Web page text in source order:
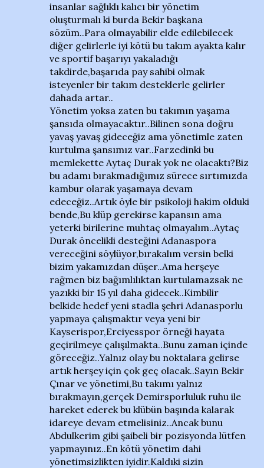
insanlar sağlıklı kalıcı bir yönetim
oluşturmalı ki burda Bekir başkana
sözüm..Para olmayabilir elde edilebilecek
diğer gelirlerle iyi kötü bu takım ayakta kalır
ve sportif başarıyı yakaladığı
takdirde,başarıda pay sahibi olmak
isteyenler bir takım desteklerle gelirler
dahada artar..
Yönetim yoksa zaten bu takımın yaşama
şansıda olmayacaktır..Bilinen sona doğru
yavaş yavaş gideceğiz ama yönetimle zaten
kurtulma şansımız var..Farzedinki bu
memlekette Aytaç Durak yok ne olacaktı?Biz
bu adamı bırakmadığımız sürece sırtımızda
kambur olarak yaşamaya devam
edeceğiz..Artık öyle bir psikoloji hakim olduki
bende,Bu klüp gerekirse kapansın ama
yeterki birilerine muhtaç olmayalım..Aytaç
Durak öncelikli desteğini Adanaspora
vereceğini söylüyor,bırakalım versin belki
bizim yakamızdan düşer..Ama herşeye
rağmen biz bağımlılıktan kurtulamazsak ne
yazıkki bir 15 yıl daha gidecek..Kimbilir
belkide hedef yeni stadla şehri Adanasporlu
yapmaya çalışmaktır veya yeni bir
Kayserispor,Erciyesspor örneği hayata
geçirilmeye çalışılmakta..Bunu zaman içinde
göreceğiz..Yalnız olay bu noktalara gelirse
artık herşey için çok geç olacak..Sayın Bekir
Çınar ve yönetimi,Bu takımı yalnız
bırakmayın,gerçek Demirsporluluk ruhu ile
hareket ederek bu klübün başında kalarak
idareye devam etmelisiniz..Ancak bunu
Abdulkerim gibi şaibeli bir pozisyonda lütfen
yapmayınız..En kötü yönetim dahi
yönetimsizlikten iyidir.Kaldıki sizin